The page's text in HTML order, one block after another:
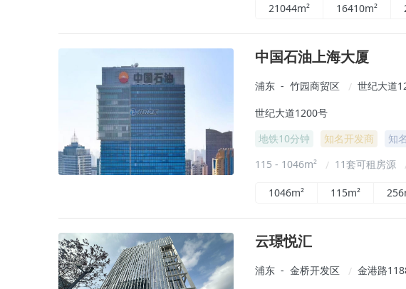
21044m² 16410m²
中国石油上海大厦
浦东 - 竹园商贸区 / 世纪大道
世纪大道1200号
地铁10分钟
知名开发商 知
115 - 1046m²
/ 11套可租房源
1046m² 115m²
云璟悦汇
浦东 - 金桥开发区 / 金港路